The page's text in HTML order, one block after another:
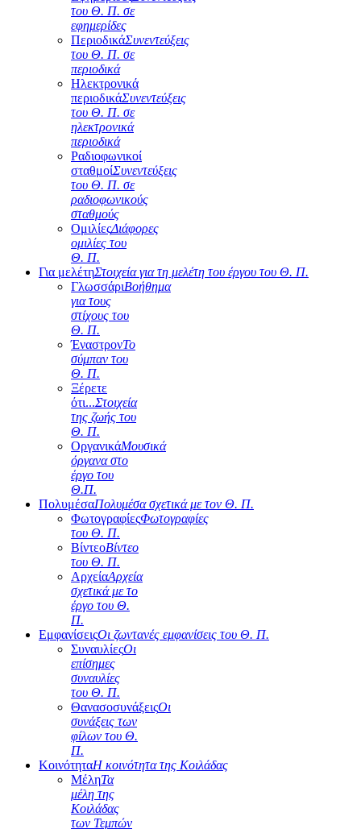
του Θ. Π. σε
εφημερίδες
ΠεριοδικάΣυνεντεύξεις
του Θ. Π. σε
περιοδικά
Ηλεκτρονικά
περιοδικάΣυνεντεύξεις
του Θ. Π. σε
ηλεκτρονικά
περιοδικά
Ραδιοφωνικοί
σταθμοίΣυνεντεύξεις
του Θ. Π. σε
ραδιοφωνικούς
σταθμούς
ΟμιλίεςΔιάφορες
ομιλίες του
Θ. Π.
Για μελέτηΣτοιχεία για τη μελέτη του έργου του Θ. Π.
ΓλωσσάριΒοήθημα
για τους
στίχους του
Θ. Π.
ΈναστρονΤο
σύμπαν του
Θ. Π.
Ξέρετε
ότι...Στοιχεία
της ζωής του
Θ. Π.
ΟργανικάΜουσικά
όργανα στο
έργο του
Θ.Π.
ΠολυμέσαΠολυμέσα σχετικά με τον Θ. Π.
ΦωτογραφίεςΦωτογραφίες
του Θ. Π.
ΒίντεοΒίντεο
του Θ. Π.
ΑρχείαΑρχεία
σχετικά με το
έργο του Θ.
Π.
ΕμφανίσειςΟι ζωντανές εμφανίσεις του Θ. Π.
ΣυναυλίεςΟι
επίσημες
συναυλίες
του Θ. Π.
ΘανασοσυνάξειςΟι
συνάξεις των
φίλων του Θ.
Π.
ΚοινότηταΗ κοινότητα της Κοιλάδας
ΜέληΤα
μέλη της
Κοιλάδας
των Τεμπών